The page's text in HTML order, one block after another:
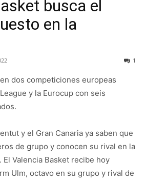
busca el
en la
1
dos competiciones europeas
y la Eurocup con seis
y el Gran Canaria ya saben que
de grupo y conocen su rival en la
Valencia Basket recibe hoy
Ulm, octavo en su grupo y rival de